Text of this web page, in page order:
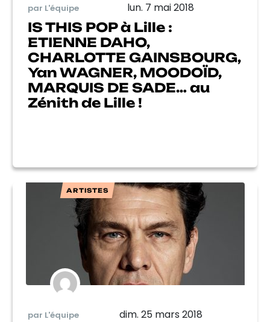
par L'équipe lun. 7 mai 2018
IS THIS POP à Lille :
ETIENNE DAHO,
CHARLOTTE GAINSBOURG,
Yan WAGNER, MOODOÏD,
MARQUIS DE SADE… au
Zénith de Lille !
ARTISTES
par L'équipe dim. 25 mars 2018